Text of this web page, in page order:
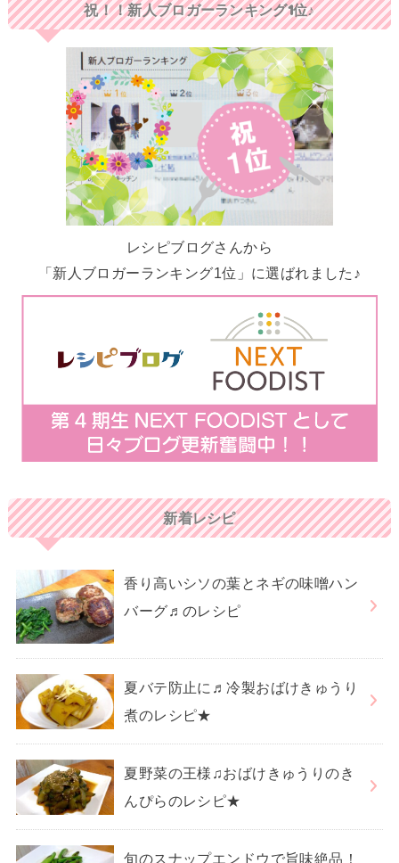
祝！！新人ブロガーランキング1位♪
レシピブログさんから
「新人ブロガーランキング1位」に選ばれました♪
新着レシピ
香り高いシソの葉とネギの味噌ハン
バーグ♬のレシピ
夏バテ防止に♬冷製おばけきゅうり
煮のレシピ★
夏野菜の王様♫おばけきゅうりのき
んぴらのレシピ★
旬のスナップエンドウで旨味絶品！